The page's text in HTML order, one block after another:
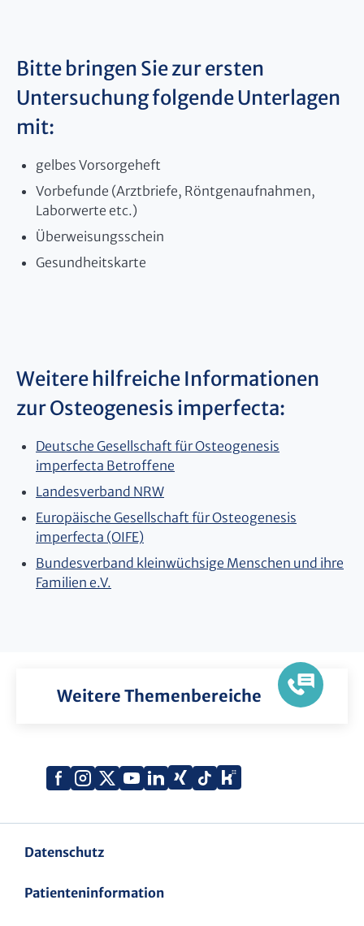
Bitte bringen Sie zur ersten
Untersuchung folgende Unterlagen
mit:
gelbes Vorsorgeheft
Vorbefunde (Arztbriefe, Röntgenaufnahmen,
Laborwerte etc.)
Überweisungsschein
Gesundheitskarte
Weitere hilfreiche Informationen
zur Osteogenesis imperfecta:
Deutsche Gesellschaft für Osteogenesis
imperfecta Betroffene
Landesverband NRW
Europäische Gesellschaft für Osteogenesis
imperfecta (OIFE)
Bundesverband kleinwüchsige Menschen und ihre
Familien e.V.
Weitere Themenbereiche
Facebook
Instagram
X
YouTube
LinkedIn
Xing TiktokKununu
Datenschutz
Patienteninformation